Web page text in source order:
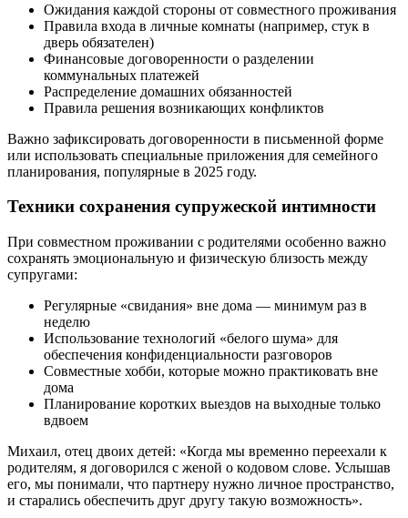
Ожидания каждой стороны от совместного проживания
Правила входа в личные комнаты (например, стук в
дверь обязателен)
Финансовые договоренности о разделении
коммунальных платежей
Распределение домашних обязанностей
Правила решения возникающих конфликтов
Важно зафиксировать договоренности в письменной форме
или использовать специальные приложения для семейного
планирования, популярные в 2025 году.
Техники сохранения супружеской интимности
При совместном проживании с родителями особенно важно
сохранять эмоциональную и физическую близость между
супругами:
Регулярные «свидания» вне дома — минимум раз в
неделю
Использование технологий «белого шума» для
обеспечения конфиденциальности разговоров
Совместные хобби, которые можно практиковать вне
дома
Планирование коротких выездов на выходные только
вдвоем
Михаил, отец двоих детей: «Когда мы временно переехали к
родителям, я договорился с женой о кодовом слове. Услышав
его, мы понимали, что партнеру нужно личное пространство,
и старались обеспечить друг другу такую возможность».